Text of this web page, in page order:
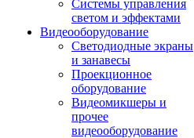
Системы управления
светом и эффектами
Видеооборудование
Светодиодные экраны
и занавесы
Проекционное
оборудование
Видеомикшеры и
прочее
видеооборудование